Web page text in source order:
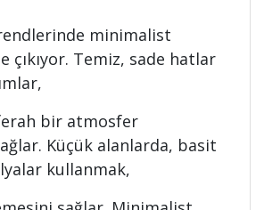
minimalist
çıkıyor. Temiz, sade hatlar
bir atmosfer
Küçük alanlarda, basit
kullanmak,